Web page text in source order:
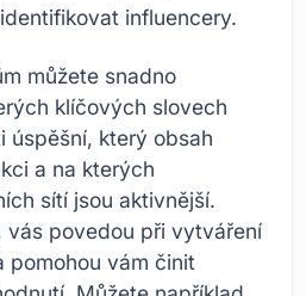
influencery.
můžete snadno
klíčových slovech
úspěšní, který obsah
a na kterých
sítí jsou aktivnější.
vás povedou při vytváření
pomohou vám činit